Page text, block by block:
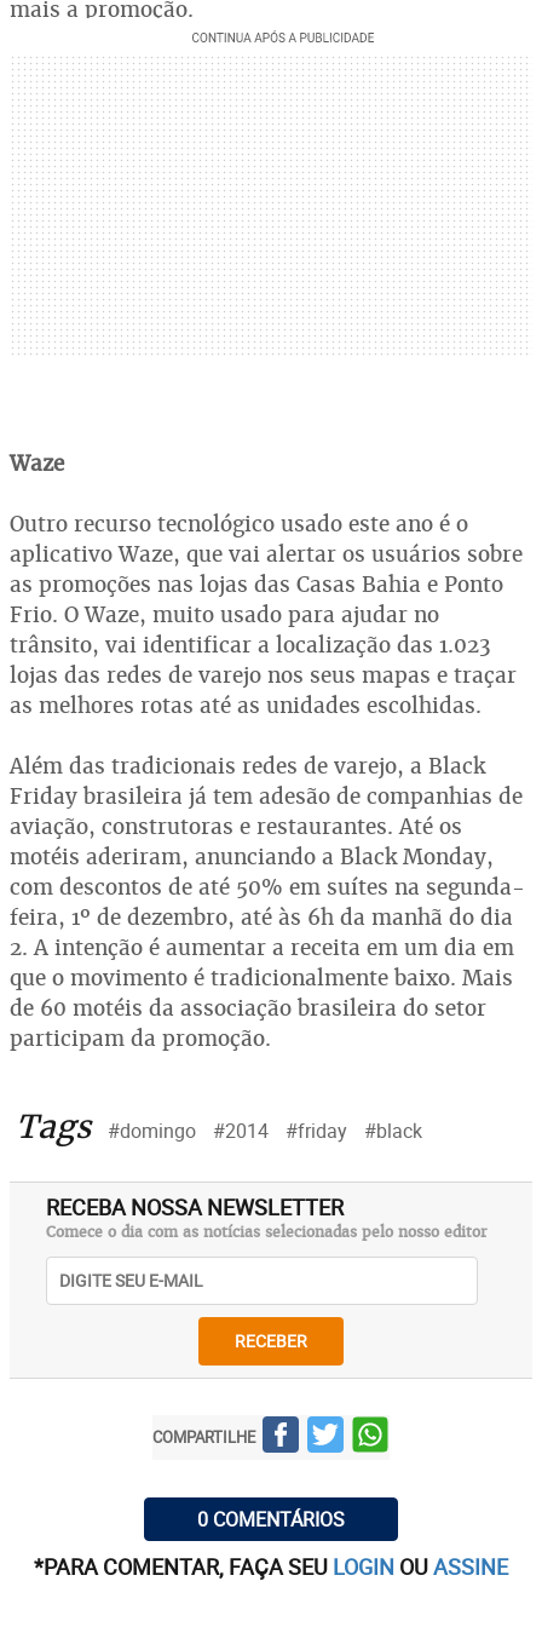
mais a promoção.
Waze
Outro recurso tecnológico usado este ano é o
aplicativo Waze, que vai alertar os usuários sobre
as promoções nas lojas das Casas Bahia e Ponto
Frio. O Waze, muito usado para ajudar no
trânsito, vai identificar a localização das 1.023
lojas das redes de varejo nos seus mapas e traçar
as melhores rotas até as unidades escolhidas.
Além das tradicionais redes de varejo, a Black
Friday brasileira já tem adesão de companhias de
aviação, construtoras e restaurantes. Até os
motéis aderiram, anunciando a Black Monday,
com descontos de até 50% em suítes na segunda-
feira, 1º de dezembro, até às 6h da manhã do dia
2. A intenção é aumentar a receita em um dia em
que o movimento é tradicionalmente baixo. Mais
de 60 motéis da associação brasileira do setor
participam da promoção.
Tags #domingo #2014 #friday #black
RECEBA NOSSA NEWSLETTER
Comece o dia com as notícias selecionadas pelo nosso editor
RECEBER
COMPARTILHE
0 COMENTÁRIOS
*PARA COMENTAR, FAÇA SEU LOGIN OUASSINE